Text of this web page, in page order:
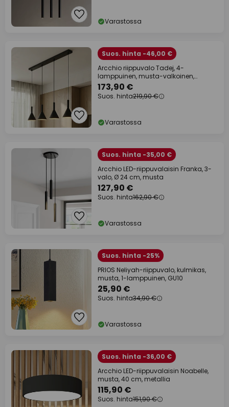
Varastossa
Suos. hinta -46,00 €
Arcchio riippuvalo Tadej, 4-
lamppuinen, musta-valkoinen,
metalli, E27
173,90 €
Suos. hinta219,90 €
Varastossa
Suos. hinta -35,00 €
Arcchio LED-riippuvalaisin Franka, 3-
valo, Ø 24 cm, musta
127,90 €
Suos. hinta162,90 €
Varastossa
Suos. hinta -25%
PRIOS Neliyah-riippuvalo, kulmikas,
musta, 1-lamppuinen, GU10
25,90 €
Suos. hinta34,90 €
Varastossa
Suos. hinta -36,00 €
Arcchio LED-riippuvalaisin Noabelle,
musta, 40 cm, metallia
115,90 €
Suos. hinta151,90 €